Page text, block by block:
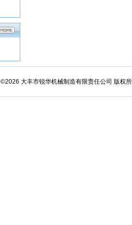
©2026 大丰市锐华机械制造有限责任公司 版权